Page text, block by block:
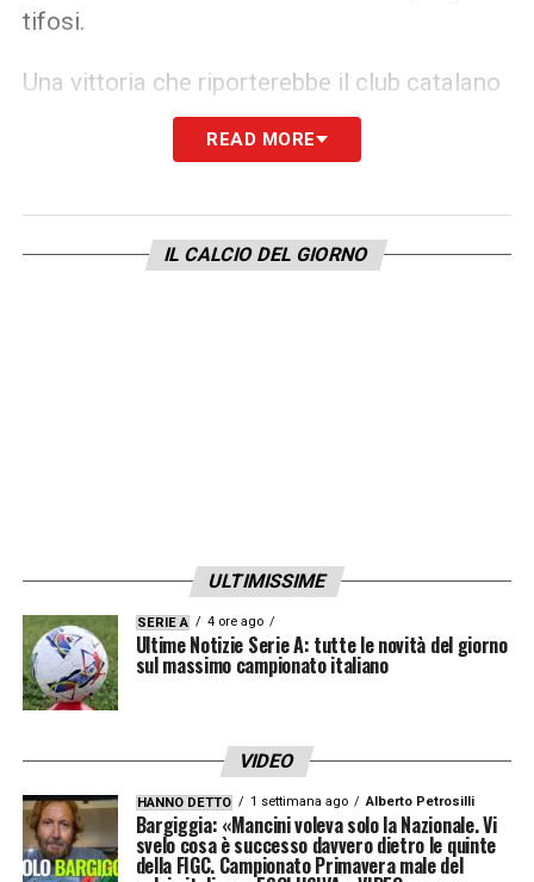
tifosi.
Una vittoria che riporterebbe il club catalano
sul tetto della Spagna, ma che farebbe
scattare immediatamente tutti i premi
incassare premi vicini agli1,5 milioni di
euro. Anche i giocatori della fascia media o
quelli meno utilizzati avrebbero comunque
diritto a cifre molto importanti, con bonus
Numeri che testimoniano quanto il club abbia
voluto incentivare la squadra nella corsa al
READ MORE
IL CALCIO DEL GIORNO
ULTIMISSIME
SERIE A 4 ore ago
Ultime Notizie Serie A: tutte le novità del giorno
sul massimo campionato italiano
VIDEO
HANNO DETTO 1 settimana ago Alberto Petrosilli
Bargiggia: «Mancini voleva solo la Nazionale. Vi
svelo cosa è successo davvero dietro le quinte
della FIGC. Campionato Primavera male del